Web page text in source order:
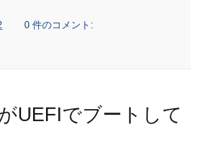
0 件のコメント:
UEFIでブートして